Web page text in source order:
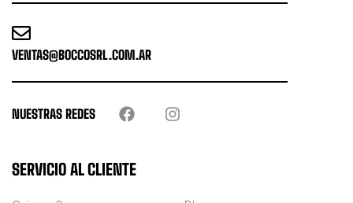
VENTAS@BOCCOSRL.COM.AR
NUESTRAS REDES
SERVICIO AL CLIENTE